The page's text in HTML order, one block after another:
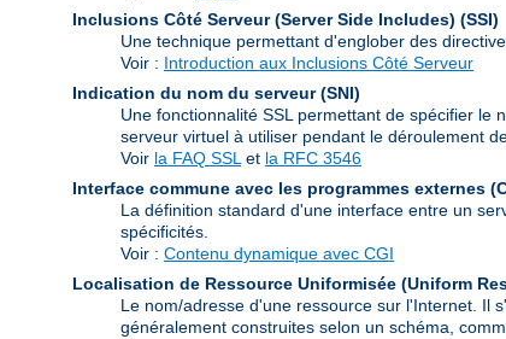
Inclusions Côté Serveur (Server Side Includes) (SSI)
Une technique permettant d'englober des
Voir : Introduction aux Inclusions Côté Serveur
Indication du nom du serveur (SNI)
Une fonctionnalité SSL permettant de spécifier le
serveur virtuel à utiliser pendant le déroulement
Voir la FAQ SSL et la RFC 3546
Interface commune avec les programmes externes
La définition standard d'une interface entre un
spécificités.
Voir : Contenu dynamique avec CGI
Localisation de Ressource Uniformisée (Uniform
Le nom/adresse d'une ressource sur l'Internet. Il
généralement construites selon un schéma,